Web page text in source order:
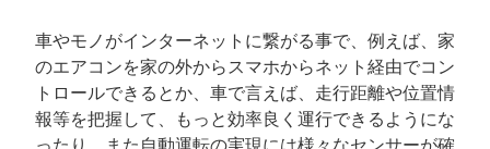
車やモノがインターネットに繋がる事で、例えば、家
のエアコンを家の外からスマホからネット経由でコン
トロールできるとか、車で言えば、走行距離や位置情
報等を把握して、もっと効率良く運行できるようにな